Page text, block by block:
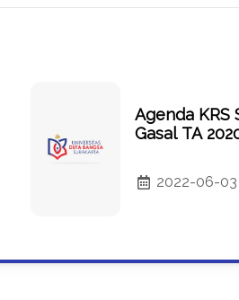
Agenda KRS
Gasal TA
Bisnis
Bangsa
2022-06-03